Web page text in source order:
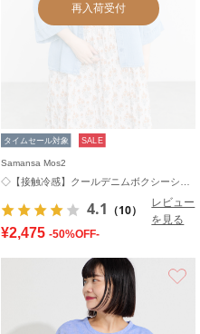
再入荷受付
タイムセール対象 SALE
Samansa Mos2
4.1 （10）
レビュー
を見る
¥2,475 -50%OFF-